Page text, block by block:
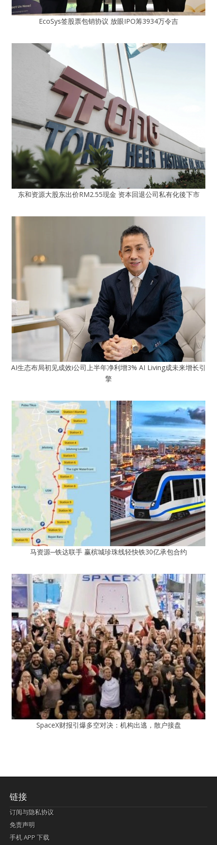
EcoSys签股票包销协议 放眼IPO筹3934万令吉
东和资源大股东出价RM2.55现金 资本回退公司私有化後下市
AI生态布局初见成效i公司上半年净利增3% AI Living成未来增长引
擎
马资源─铁达联手 赢槟城珍珠线轻快铁30亿承包合约
SpaceX财报引爆多空对决：机构出逃，散户接盘
链接
订阅与隐私协议
免责声明
手机 APP 下载